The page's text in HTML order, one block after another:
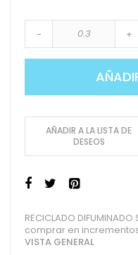
- +
AÑADIR A LA LISTA DE
DESEOS
RECICLADO
comprar en
VISTA GENERAL